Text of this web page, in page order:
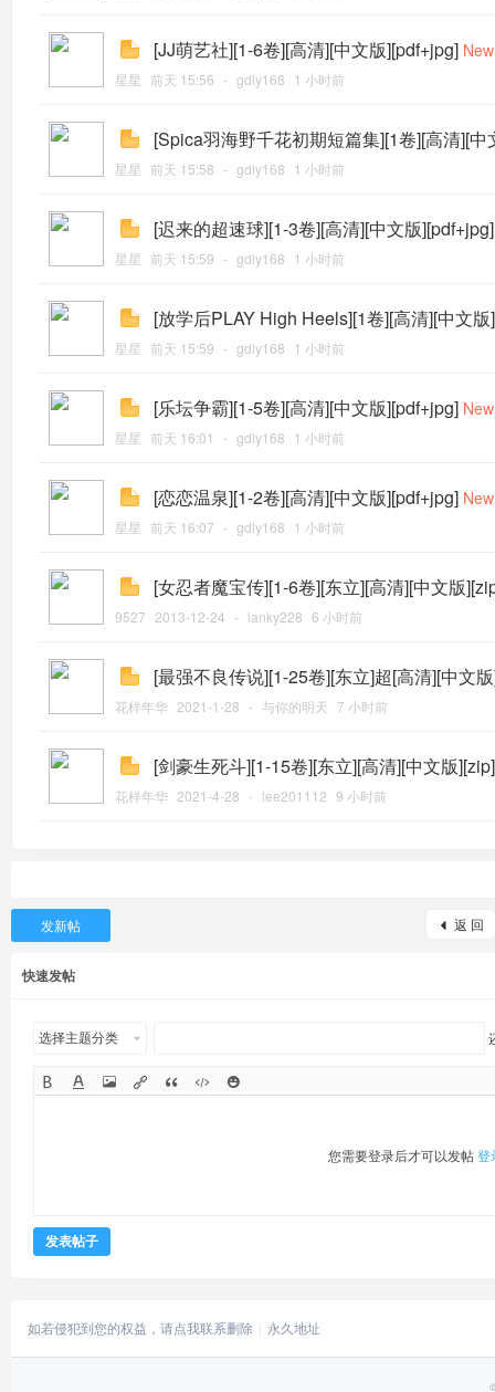
[JJ萌艺社][1-6卷][高清][中文版][pdf+jpg] New
星星 前天 15:56 - gdly168 1 小时前
[Spica羽海野千花初期短篇集][1卷][高清][中
星星 前天 15:58 - gdly168 1 小时前
[迟来的超速球][1-3卷][高清][中文版][pdf+jpg]
星星 前天 15:59 - gdly168 1 小时前
[放学后PLAY High Heels][1卷][高清][中文
星星 前天 15:59 - gdly168 1 小时前
[乐坛争霸][1-5卷][高清][中文版][pdf+jpg] New
星星 前天 16:01 - gdly168 1 小时前
[恋恋温泉][1-2卷][高清][中文版][pdf+jpg] New
星星 前天 16:07 - gdly168 1 小时前
[女忍者魔宝传][1-6卷][东立][高清][中文版
9527 2013-12-24 - lanky228 6 小时前
[最强不良传说][1-25卷][东立]超[高清][中文
花样年华 2021-1-28 - 与你的明天 7 小时前
[剑豪生死斗][1-15卷][东立][高清][中文版][zip]
花样年华 2021-4-28 - lee201112 9 小时前
返 回
发新帖
快速发帖
选择主题分类
您需要登录后才可以发帖登
发表帖子
如若侵犯到您的权益，请点我联系删除 永久地址